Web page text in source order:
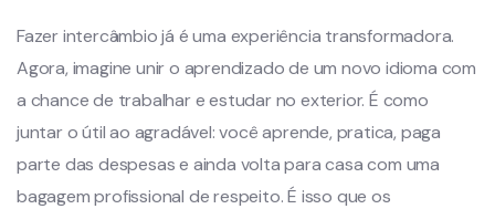
Fazer intercâmbio já é uma experiência transformadora.
Agora, imagine unir o aprendizado de um novo idioma com
a chance de trabalhar e estudar no exterior. É como
juntar o útil ao agradável: você aprende, pratica, paga
parte das despesas e ainda volta para casa com uma
bagagem profissional de respeito. É isso que os